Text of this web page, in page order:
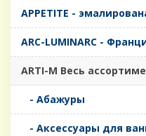
APPETITE -
ARC-LUMINARC -
ARTI-M Весь
- Абажуры
- Аксессуары для